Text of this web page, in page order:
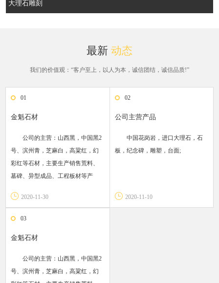
大理石雕刻
最新 动态
我们的价值观：“客户至上，以人为本，诚信团结，诚信品质!”
01
金魁石材
公司的主营：山西黑，中国黑2
号、滨州青，芝麻白，高粱红，幻
彩红等石材，主要生产销售荒料、
墓碑、异型成品、工程板材等产
国，中东，伊朗，波兰，俄罗斯，
2020-11-30
02
公司主营产品
中国花岗岩，进口大理石，石
板，纪念碑，雕塑，台面;
2020-11-10
03
金魁石材
公司的主营：山西黑，中国黑2
号、滨州青，芝麻白，高粱红，幻